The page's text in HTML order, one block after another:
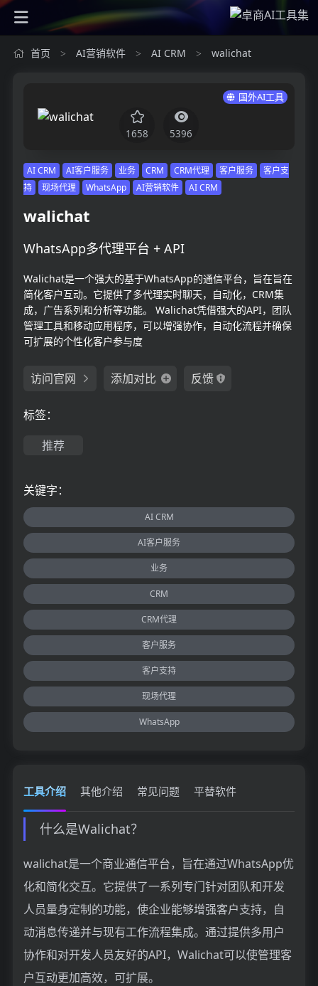
首页 > AI营销软件 > AI CRM > walichat
国外AI工具
1658 5396
AI CRM AI客户服务 业务 CRM CRM代理 客户服务
客户支
持
现场代理 WhatsApp AI营销软件 AI CRM
walichat
WhatsApp多代理平台 + API
Walichat是一个强大的基于WhatsApp的通信平台，旨在旨在
简化客户互动。它提供了多代理实时聊天，自动化，CRM集
成，广告系列和分析等功能。 Walichat凭借强大的API，团队
管理工具和移动应用程序，可以增强协作，自动化流程并确保
可扩展的个性化客户参与度
访问官网 添加对比 反馈
标签：
推荐
关键字：
AI CRM
AI客户服务
业务
CRM
CRM代理
客户服务
客户支持
现场代理
WhatsApp
工具介绍 其他介绍 常见问题 平替软件
什么是Walichat？
walichat是一个商业通信平台，旨在通过WhatsApp优
化和简化交互。它提供了一系列专门针对团队和开发
人员量身定制的功能，使企业能够增强客户支持，自
动消息传递并与现有工作流程集成。通过提供多用户
协作和对开发人员友好的API，Walichat可以使管理客
户互动更加高效，可扩展。